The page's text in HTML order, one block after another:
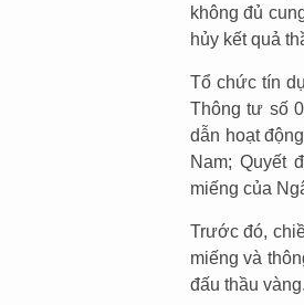
không đủ
hủy kết quả
Tổ chức tín
Thông tư số
dẫn hoạt
Nam; Quyết
miếng của
Trước đó,
miếng và
đấu thầu